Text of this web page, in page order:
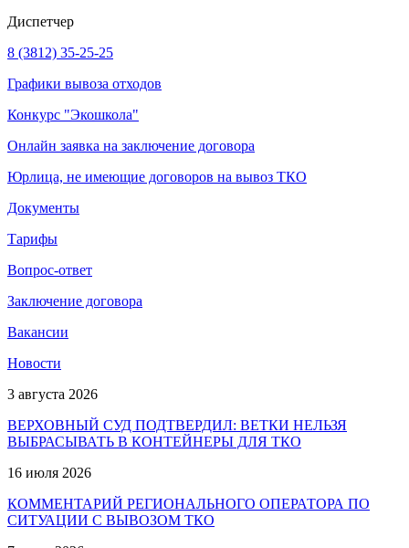
Диспетчер
8 (3812) 35-25-25
Графики вывоза отходов
Конкурс "Экошкола"
Онлайн заявка на заключение договора
Юрлица, не имеющие договоров на вывоз ТКО
Документы
Тарифы
Вопрос-ответ
Заключение договора
Вакансии
Новости
3 августа 2026
ВЕРХОВНЫЙ СУД ПОДТВЕРДИЛ: ВЕТКИ НЕЛЬЗЯ
ВЫБРАСЫВАТЬ В КОНТЕЙНЕРЫ ДЛЯ ТКО
16 июля 2026
КОММЕНТАРИЙ РЕГИОНАЛЬНОГО ОПЕРАТОРА ПО
СИТУАЦИИ С ВЫВОЗОМ ТКО